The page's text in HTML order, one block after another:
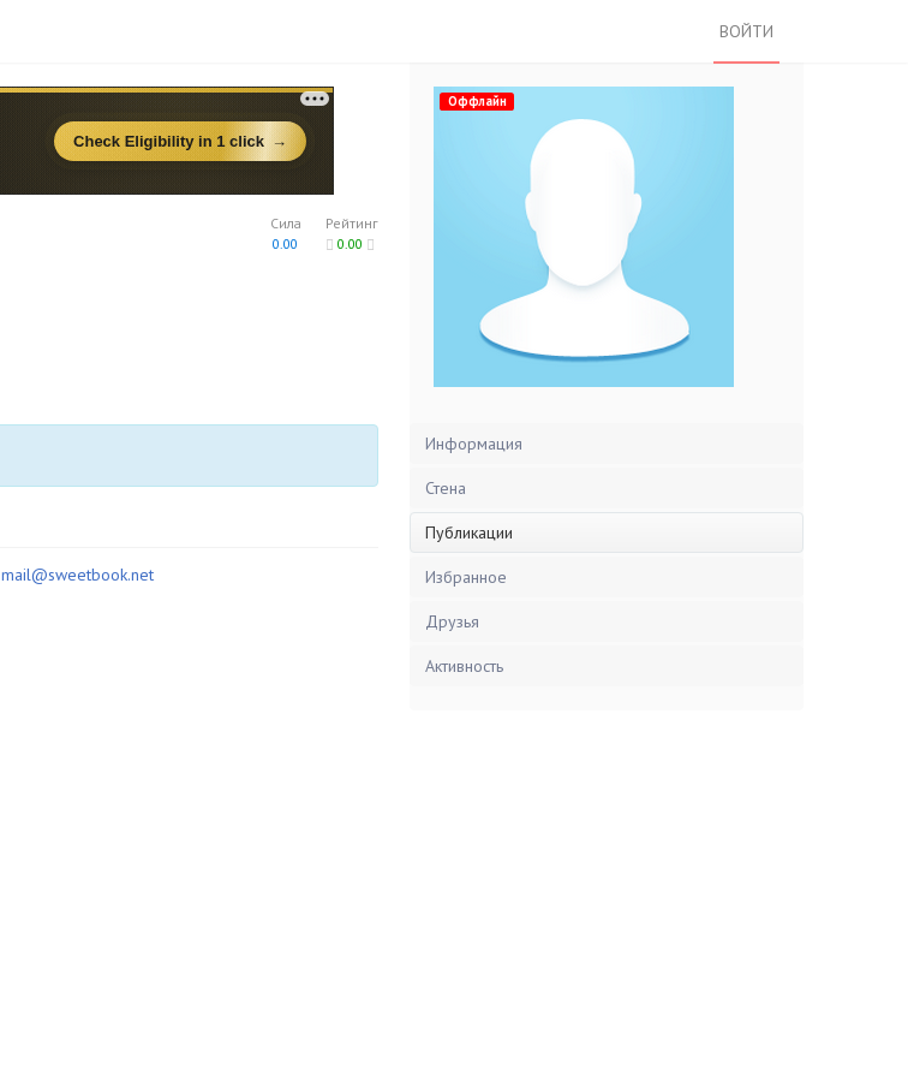
ВОЙТИ
Рейтинг
0.00
Сила
0.00
mail@sweetbook.net
Оффлайн
Информация
Стена
Публикации
Избранное
Друзья
Активность